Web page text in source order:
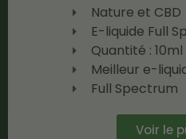
Nature et CBD
E-liquide Full
Quantité : 10ml
Meilleur e-
Full Spectrum
Voir le